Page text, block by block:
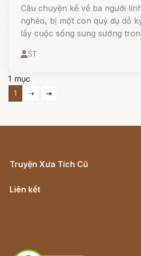
Câu chuyện kể về ba người
nghèo, bị một con quỷ dụ dỗ
lấy cuộc sống sung sướng
nhất để thoát thân: giải một
nhờ sự giúp đỡ kỳ lạ từ… chính
ST
1 mục
1 ⇢ ⇥
Truyện Xưa Tích Cũ
Liên kết